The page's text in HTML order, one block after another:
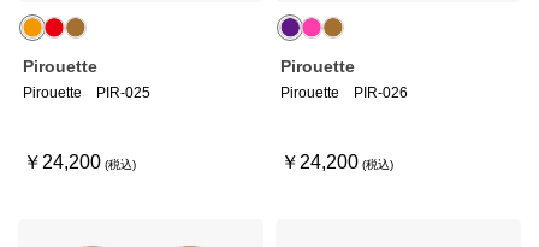
Pirouette
Pirouette PIR-025
￥24,200
Pirouette
Pirouette PIR-026
￥24,200